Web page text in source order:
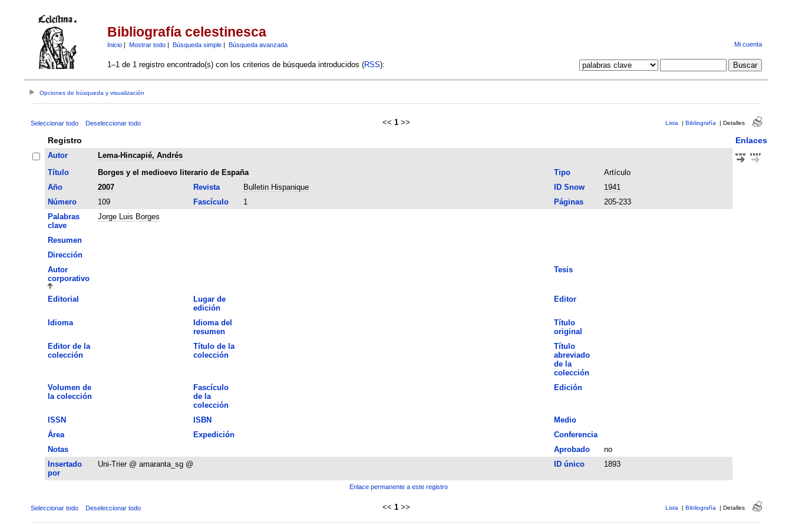
Bibliografía celestinesca
Inicio| Mostrar todo| Búsqueda simple| Búsqueda avanzada Mi cuenta
1–1 de 1 registro encontrado(s) con los criterios de búsqueda introducidos (RSS):
Opciones de búsqueda y visualización
Seleccionar todo Deseleccionar todo << 1 >> Lista | Bibliografía | Detalles
Registro Enlaces
Autor
Lema-Hincapié, Andrés
Título
Borges y el medioevo literario de España Tipo
Artículo
Año
2007 Revista Bulletin Hispanique ID Snow
1941
Número
109 Fascículo 1 Páginas
205-233
Palabras
clave
Jorge Luis Borges
Resumen
Dirección
Autor
corporativo
Tesis
Editorial
Lugar de
edición
Editor
Idioma
Idioma del
resumen
Título
original
Editor de la
colección
Título de la
colección
Título
abreviado
de la
colección
Volumen de
la colección
Fascículo
de la
colección
Edición
ISSN ISBN
Medio
Área
Expedición
Conferencia
Notas
Aprobado
no
Insertado
por
Uni-Trier @ amaranta_sg @ ID único 1893
Enlace permanente a este registro
Seleccionar todo Deseleccionar todo << 1 >> Lista | Bibliografía | Detalles